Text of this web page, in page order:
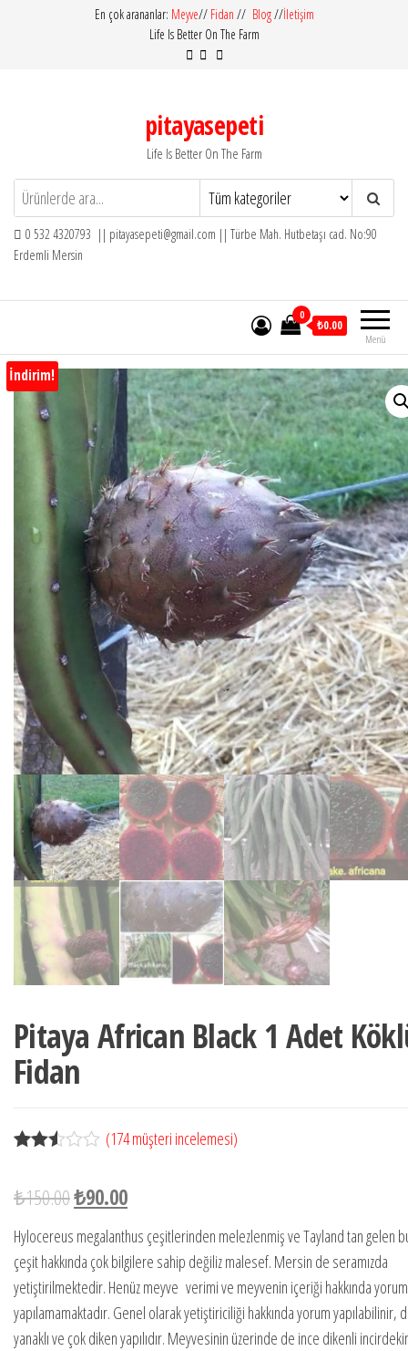
En çok arananlar: Meyve// Fidan // Blog//İletişim
Life Is Better On The Farm
pitayasepeti
Life Is Better On The Farm
0 532 4320793 || pitayasepeti@gmail.com || Türbe Mah. Hutbetaşı cad. No:90
Erdemli Mersin
Menü
0
₺0.00
İndirim!
Pitaya African Black 1 Adet
Fidan
puanı
dayan
arak 5
üzerin
den
2.45
puan
aldı
(174müşteri incelemesi)
₺150.00₺90.00
Hylocereus megalanthus çeşitlerinden melezlenmiş ve Tayland tan gelen
çeşit hakkında çok bilgilere sahip değiliz malesef. Mersin de seramızda
yetiştirilmektedir. Henüz meyve verimi ve meyvenin içeriği hakkında yorum
yapılamamaktadır. Genel olarak yetiştiriciliği hakkında yorum yapılabilinir,
yanaklı ve çok diken yapılıdır. Meyvesinin üzerinde de ince dikenli